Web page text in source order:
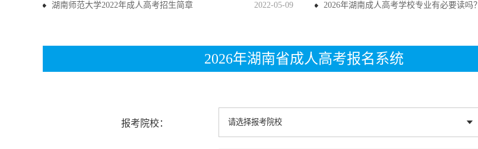
2022-05-09
湖南师范大学2022年成人高考招生简章 2026年湖南成人高考学校专业有必要读吗？
2026年湖南省成人高考报名系统
报考院校：